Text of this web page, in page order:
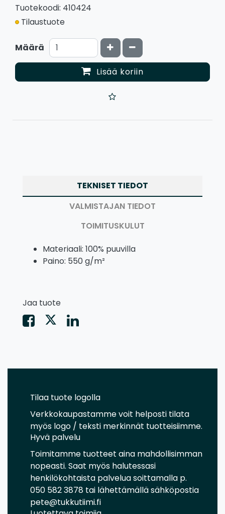
Tuotekoodi: 410424
Tilaustuote
Määrä Kasvata määrää
Vähennä määrää
Lisää koriin
TEKNISET TIEDOT
VALMISTAJAN TIEDOT
TOIMITUSKULUT
Materiaali: 100% puuvilla
Paino: 550 g/m²
Jaa tuote
Tilaa tuote logolla
Verkkokaupastamme voit helposti tilata
myös logo / teksti merkinnät tuotteisiimme.
Hyvä palvelu
Toimitamme tuotteet aina mahdollisimman
nopeasti. Saat myös halutessasi
henkilökohtaista palvelua soittamalla p.
050 582 3878 tai lähettämällä sähköpostia
pete@tukkutiimi.fi